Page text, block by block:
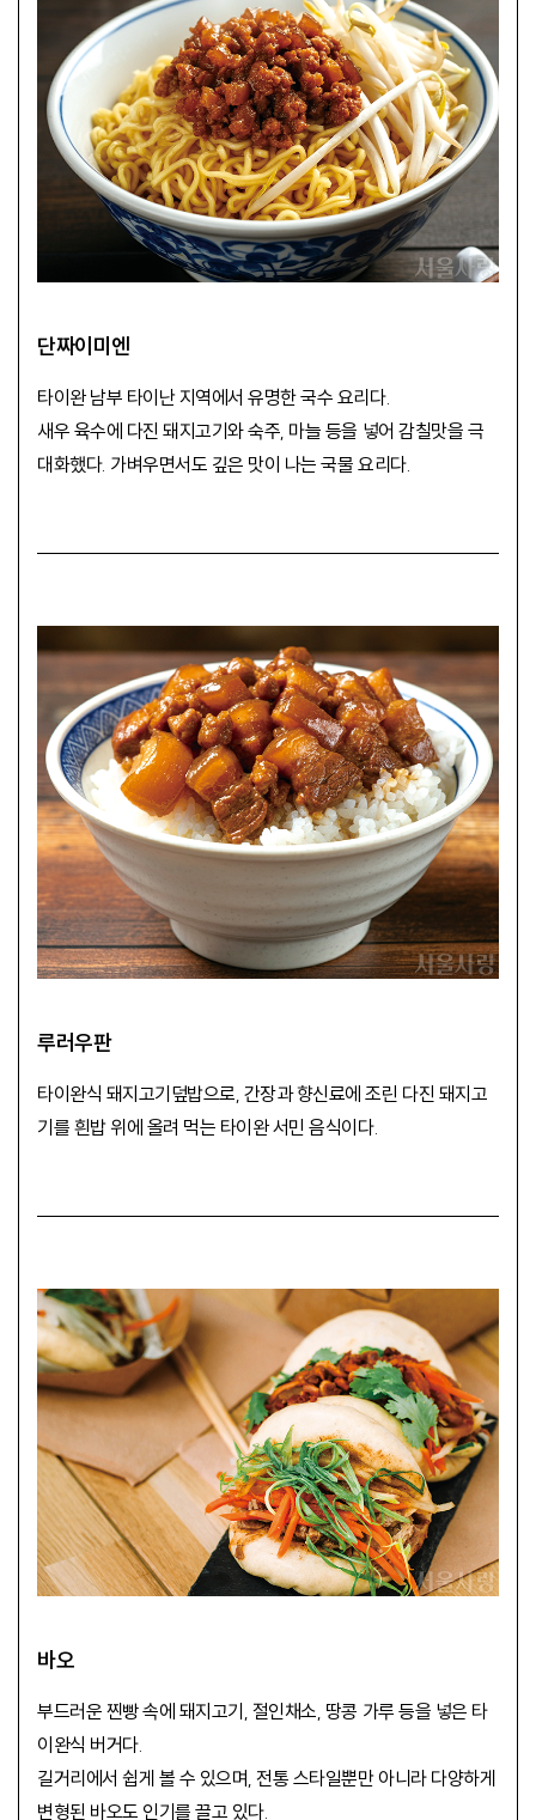
단짜이미엔
타이완 남부 타이난 지역에서 유명한 국수 요리다.
새우 육수에 다진 돼지고기와 숙주, 마늘 등을 넣어 감칠맛을 극
대화했다. 가벼우면서도 깊은 맛이 나는 국물 요리다.
루러우판
타이완식 돼지고기덮밥으로, 간장과 향신료에 조린 다진 돼지고
기를 흰밥 위에 올려 먹는 타이완 서민 음식이다.
바오
부드러운 찐빵 속에 돼지고기, 절인채소, 땅콩 가루 등을 넣은 타
이완식 버거다.
길거리에서 쉽게 볼 수 있으며, 전통 스타일뿐만 아니라 다양하게
변형된 바오도 인기를 끌고 있다.